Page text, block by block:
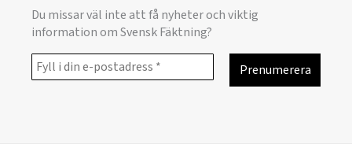
Du missar väl inte att få nyheter och viktig
information om Svensk Fäktning?